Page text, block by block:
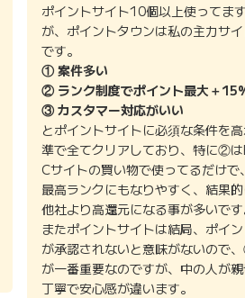
ポイントサイト10個以上使ってます
が、ポイントタウンは私の主力サ
です。
① 案件多い
② ランク制度でポイント最大＋
③ カスタマー対応がいい
とポイントサイトに必須な条件を
準で全てクリアしており、特に②は
Cサイトの買い物で使ってるだけで、
最高ランクにもなりやすく、結果
他社より高還元になる事が多いです
またポイントサイトは結局、ポイ
が承認されないと意味がないので
が一番重要なのですが、中の人が
丁寧で安心感が違います。